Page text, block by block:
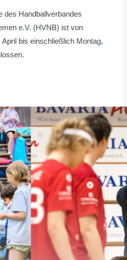
des Handballverbandes
e.V. (HVNB) ist von
bis einschließlich Montag,